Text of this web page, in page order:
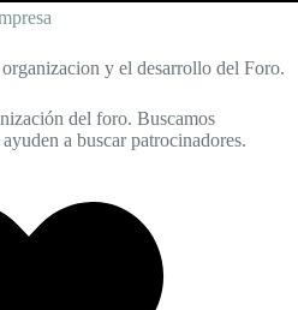
y el desarrollo del Foro.
del foro. Buscamos
a buscar patrocinadores.